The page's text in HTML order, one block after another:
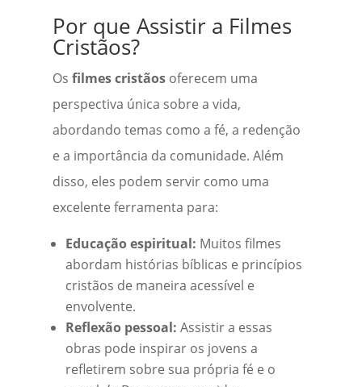
Por que Assistir a Filmes
Cristãos?
Os filmes cristãosoferecem uma
perspectiva única sobre a vida,
abordando temas como a fé, a redenção
e a importância da comunidade. Além
disso, eles podem servir como uma
excelente ferramenta para:
Educação espiritual: Muitos filmes
abordam histórias bíblicas e princípios
cristãos de maneira acessível e
envolvente.
Reflexão pessoal: Assistir a essas
obras pode inspirar os jovens a
refletirem sobre sua própria fé e o